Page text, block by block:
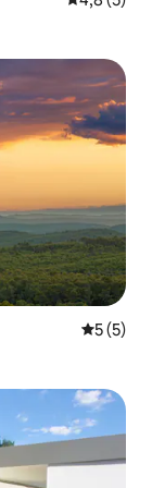
Середня
5 (5)